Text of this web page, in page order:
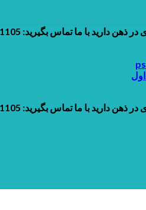
ذهن دارید با ما تماس بگیرید: 09335301105
ذهن دارید با ما تماس بگیرید: 09335301105